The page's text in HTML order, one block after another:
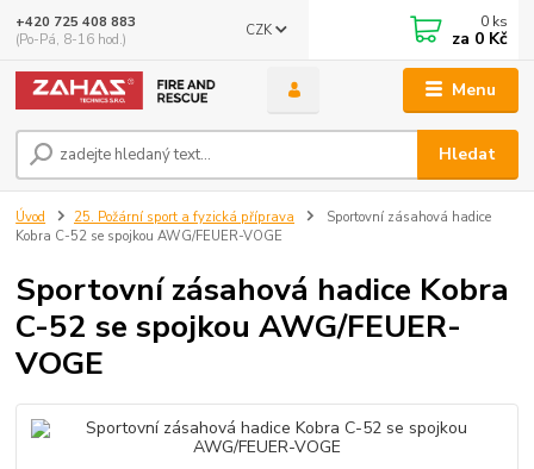
Menu
CZK
Hledat
+420 725 408 883
(Po-Pá, 8-16 hod.)
0 ks
za 0 Kč
Úvod 25. Požární sport a fyzická příprava
Sportovní zásahová hadice
Kobra C-52 se spojkou AWG/FEUER-VOGE
Sportovní zásahová hadice Kobra
C-52 se spojkou AWG/FEUER-
VOGE